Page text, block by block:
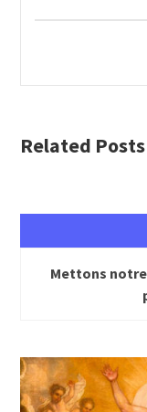
Related Posts
Mettons